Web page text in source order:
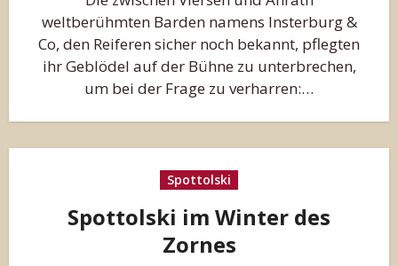
weltberühmten Barden namens Insterburg &
Co, den Reiferen sicher noch bekannt, pflegten
ihr Geblödel auf der Bühne zu unterbrechen,
um bei der Frage zu verharren:…
Spottolski
Spottolski im Winter des
Zornes